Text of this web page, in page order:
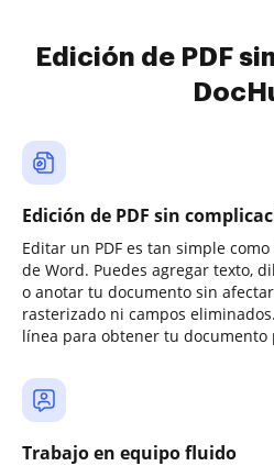
Edición de PDF
Edición de PDF sin
Editar un PDF es tan simple
de Word. Puedes agregar texto,
o anotar tu documento sin
rasterizado ni campos
línea para obtener tu documento
Trabajo en equipo fluido